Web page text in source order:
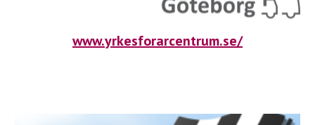
www.yrkesforarcentrum.se/